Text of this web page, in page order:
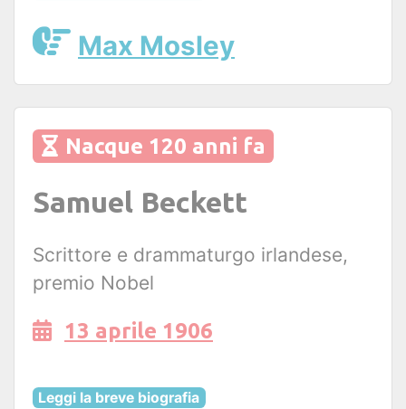
Max Mosley
Nacque 120 anni fa
Samuel Beckett
Scrittore e drammaturgo irlandese,
premio Nobel
13 aprile 1906
Leggi la breve biografia